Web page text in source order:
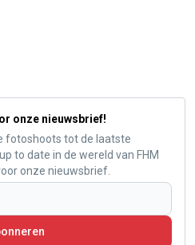
onze nieuwsbrief!
fotoshoots tot de laatste
to date in de wereld van FHM
onze nieuwsbrief.